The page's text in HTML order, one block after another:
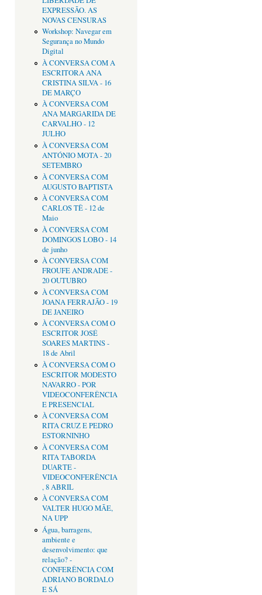
EXPRESSÃO. AS
NOVAS CENSURAS
Workshop: Navegar em
Segurança no Mundo
Digital
À CONVERSA COM A
ESCRITORA ANA
CRISTINA SILVA - 16
DE MARÇO
À CONVERSA COM
ANA MARGARIDA DE
CARVALHO - 12
JULHO
À CONVERSA COM
ANTÓNIO MOTA - 20
SETEMBRO
À CONVERSA COM
AUGUSTO BAPTISTA
À CONVERSA COM
CARLOS TÊ - 12 de
Maio
À CONVERSA COM
DOMINGOS LOBO - 14
de junho
À CONVERSA COM
FROUFE ANDRADE -
20 OUTUBRO
À CONVERSA COM
JOANA FERRAJÃO - 19
DE JANEIRO
À CONVERSA COM O
ESCRITOR JOSÉ
SOARES MARTINS -
18 de Abril
À CONVERSA COM O
ESCRITOR MODESTO
NAVARRO - POR
VIDEOCONFERÊNCIA
E PRESENCIAL
À CONVERSA COM
RITA CRUZ E PEDRO
ESTORNINHO
À CONVERSA COM
RITA TABORDA
DUARTE -
VIDEOCONFERÊNCIA
, 8 ABRIL
À CONVERSA COM
VALTER HUGO MÃE,
NA UPP
Água, barragens,
ambiente e
desenvolvimento: que
relação? -
CONFERÊNCIA COM
ADRIANO BORDALO
E SÁ